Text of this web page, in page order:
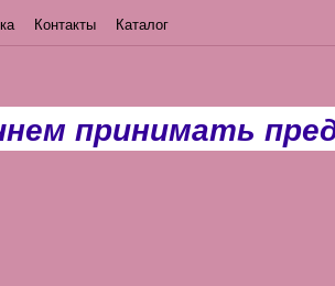
Контакты Каталог
принимать